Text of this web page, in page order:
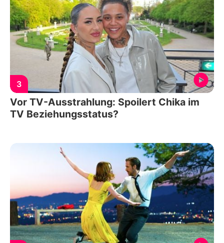
3
Vor TV-Ausstrahlung: Spoilert Chika im
TV Beziehungsstatus?